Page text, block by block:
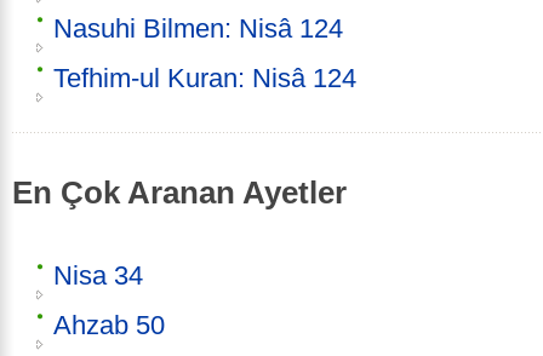
Nasuhi Bilmen: Nisâ 124
Tefhim-ul Kuran: Nisâ 124
En Çok Aranan Ayetler
Nisa 34
Ahzab 50